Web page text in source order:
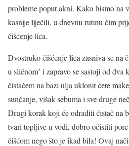
probleme poput akni. Kako bismo na
kasnije liječili, u dnevnu rutinu čim
čišćenje lica.
Dvostruko čišćenje lica zasniva se na
u sličnom’ i zapravo se sastoji od dva
čistačem na bazi ulja uklonit ćete
sunčanje, višak sebuma i sve druge
Drugi korak koji će odraditi čistač na
tvari topljive u vodi, dobro očistiti
čišćom nego što je ikad bila! Ovaj